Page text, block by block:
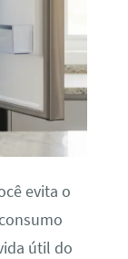
evita o
útil do